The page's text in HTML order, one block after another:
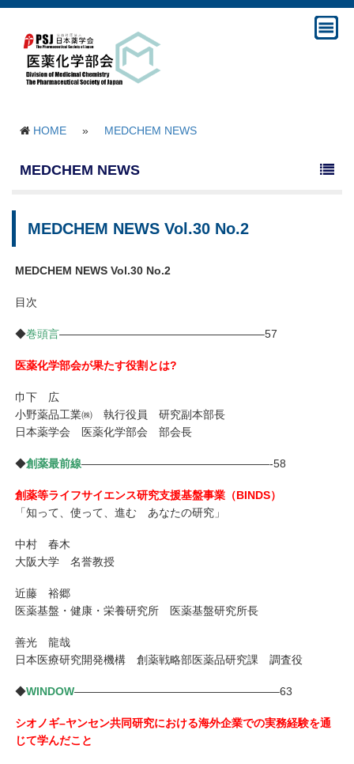
HOME » MEDCHEM NEWS
MEDCHEM NEWS
MEDCHEM NEWS Vol.30 No.2
MEDCHEM NEWS Vol.30 No.2
目次
◆巻頭言——————————————————–57
医薬化学部会が果たす役割とは?
巾下 広
小野薬品工業㈱ 執行役員 研究副本部長
日本薬学会 医薬化学部会 部会長
◆創薬最前線—————————————————-58
創薬等ライフサイエンス研究支援基盤事業（BINDS）
「知って、使って、進む あなたの研究」
中村 春木
大阪大学 名誉教授
近藤 裕郷
医薬基盤・健康・栄養研究所 医薬基盤研究所長
善光 龍哉
日本医療研究開発機構 創薬戦略部医薬品研究課 調査役
◆WINDOW——————————————————–63
シオノギ–ヤンセン共同研究における海外企業での実務経験を通
じて学んだこと